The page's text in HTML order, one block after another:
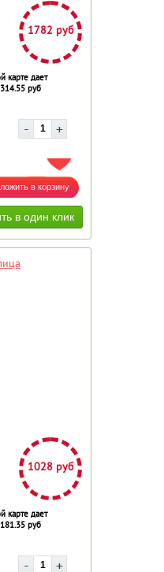
1782 руб
карте дает
руб
ДОБАВИТЬ В ИЗБРАННОЕ
1028 руб
карте дает
руб